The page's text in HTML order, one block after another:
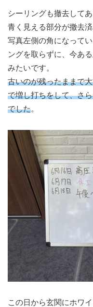
シーリングも撤去してあ
青く見える部分が撤去済
写真左側の角になって
ングを取らずに、今あ
みたいです。
古いのが残ったままで
で増し打ちをして、さ
でした。
この日から玄関にホワ